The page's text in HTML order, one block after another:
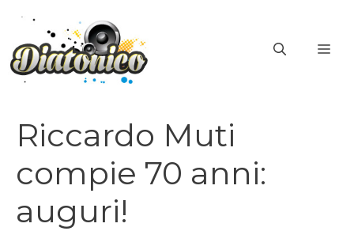
contenuto
Riccardo Muti
compie 70 anni:
auguri!